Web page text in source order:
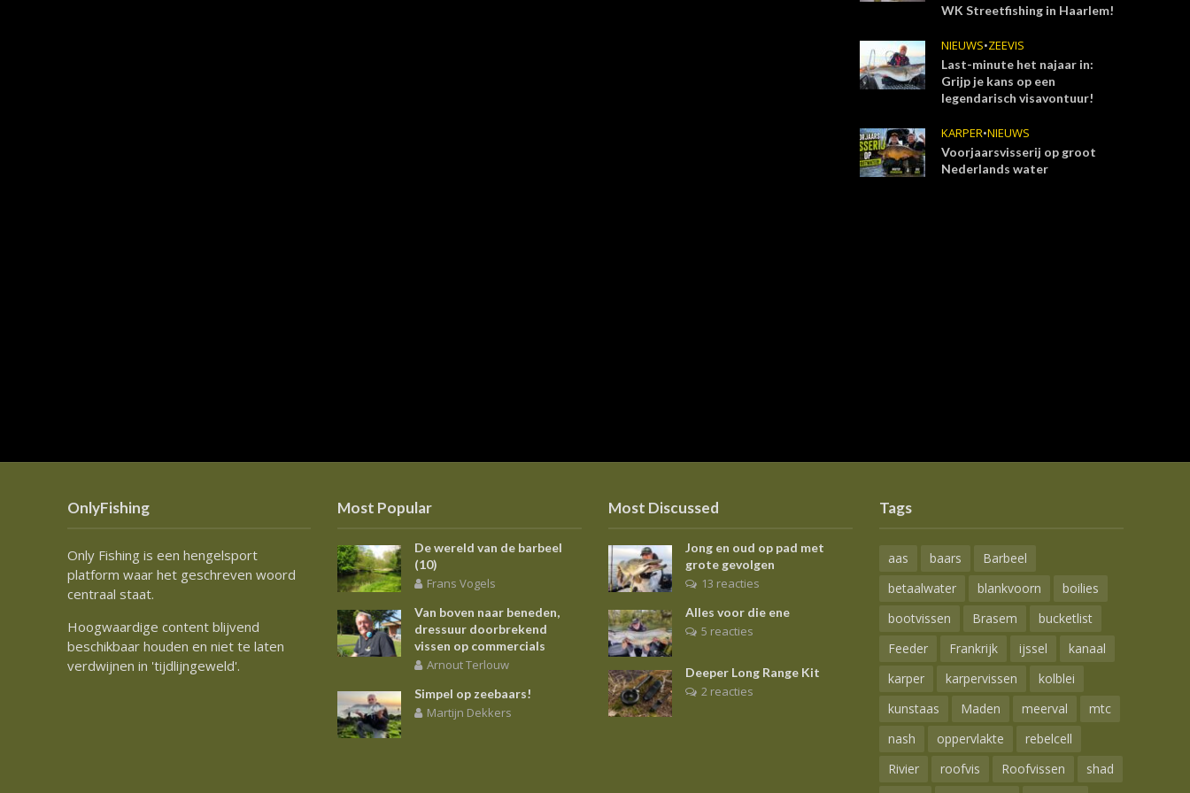
WK Streetfishing in Haarlem!
NIEUWS•ZEEVIS
Last-minute het najaar in:
Grijp je kans op een
legendarisch visavontuur!
KARPER•NIEUWS
Voorjaarsvisserij op groot
Nederlands water
OnlyFishing
Only Fishing is een hengelsport
platform waar het geschreven woord
centraal staat.
Hoogwaardige content blijvend
beschikbaar houden en niet te laten
verdwijnen in 'tijdlijngeweld'.
Most Popular
De wereld van de barbeel
(10)
Frans Vogels
Van boven naar beneden,
dressuur doorbrekend
vissen op commercials
Arnout Terlouw
Simpel op zeebaars!
Martijn Dekkers
Most Discussed
Jong en oud op pad met
grote gevolgen
13 reacties
Alles voor die ene
5 reacties
Deeper Long Range Kit
2 reacties
Tags
aas baars
Barbeel
betaalwater
blankvoorn
boilies
bootvissen
Brasem
bucketlist
Feeder
Frankrijk ijssel
kanaal
karper
karpervissen
kolblei
kunstaas
Maden meerval
mtc
nash
oppervlakte
rebelcell
Rivier
roofvis Roofvissen
shad